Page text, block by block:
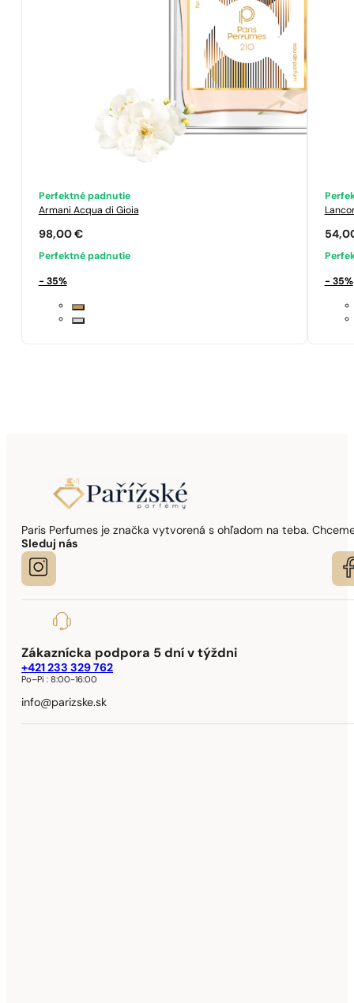
Perfektné padnutie
Armani Acqua di Gioia
98,00 €
Perfektné padnutie
- 35% - 35%
Paris Perfumes je značka vytvorená s ohľadom na teba.
Sleduj nás
Zákaznícka podpora 5 dní v týždni
+421 233 329 762
Po–Pi :8:00-16:00
info@parizske.sk